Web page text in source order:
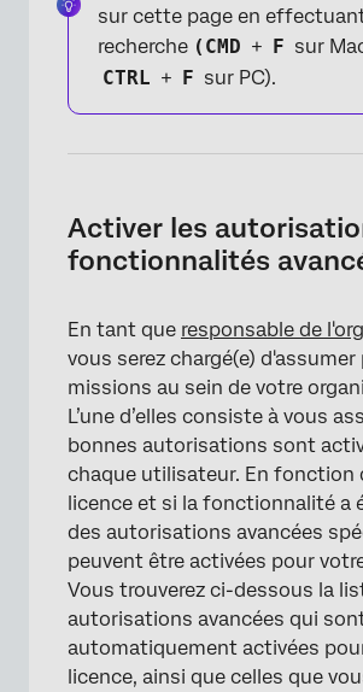
sur cette page en
recherche (CMD + F sur
CTRL + F sur PC).
Activer les
fonctionnalités
En tant que responsable de
vous serez chargé(e)
missions au sein de votre
L’une d’elles consiste à vous
bonnes autorisations sont
chaque utilisateur. En fonction
licence et si la fonctionnalité a
des autorisations avancées
peuvent être activées pour
Vous trouverez ci-dessous la
autorisations avancées qui
automatiquement activées
licence, ainsi que celles que